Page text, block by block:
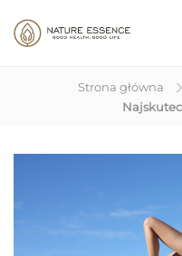
Strona główna